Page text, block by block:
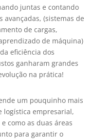
juntas e contando
avançadas, (sistemas de
de cargas,
de máquina)
eficiência dos
ganharam grandes
na prática!
um pouquinho mais
logística empresarial,
como as duas áreas
para garantir o